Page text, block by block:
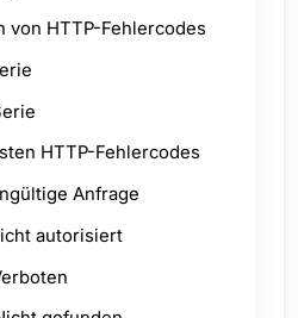
von HTTP-Fehlercodes
HTTP-Fehlercodes
Anfrage
autorisiert